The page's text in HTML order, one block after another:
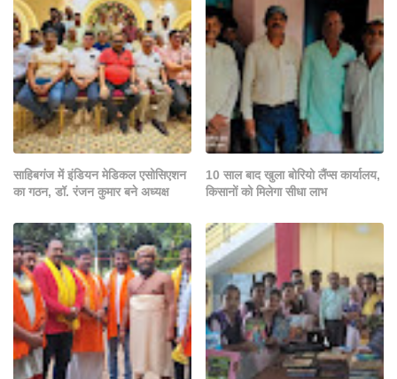
साहिबगंज में इंडियन मेडिकल एसोसिएशन
का गठन, डॉ. रंजन कुमार बने अध्यक्ष
10 साल बाद खुला बोरियो लैंप्स कार्यालय,
किसानों को मिलेगा सीधा लाभ